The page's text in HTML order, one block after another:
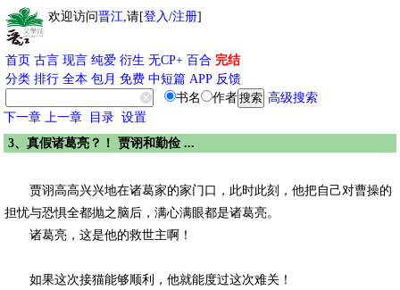
欢迎访问晋江,请[登入/注册]
首页 古言 现言 纯爱 衍生 无CP+ 百合 完结
分类 排行 全本 包月 免费 中短篇 APP 反馈
书名
作者
高级搜索
下一章 上一章 目录 设置
3、真假诸葛亮？！ 贾诩和勤俭 ...
贾诩高高兴兴地在诸葛家的家门口，此时此刻，他把自己对曹操的
担忧与恐惧全都抛之脑后，满心满眼都是诸葛亮。
诸葛亮，这是他的救世主啊！
如果这次接猫能够顺利，他就能度过这次难关！